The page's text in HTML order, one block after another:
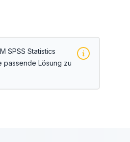
SPSS Statistics
passende Lösung zu